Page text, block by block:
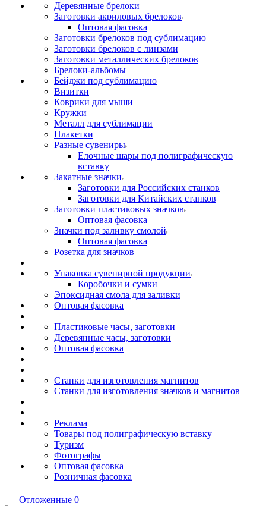
Деревянные брелоки
Заготовки акриловых брелоков
Оптовая фасовка
Заготовки брелоков под сублимацию
Заготовки брелоков с линзами
Заготовки металлических брелоков
Брелоки-альбомы
Бейджи под сублимацию
Визитки
Коврики для мыши
Кружки
Металл для сублимации
Плакетки
Разные сувениры
Елочные шары под полиграфическую
вставку
Закатные значки
Заготовки для Российских станков
Заготовки для Китайских станков
Заготовки пластиковых значков
Оптовая фасовка
Значки под заливку смолой
Оптовая фасовка
Розетка для значков
Упаковка сувенирной продукции
Коробочки и сумки
Эпоксидная смола для заливки
Оптовая фасовка
Пластиковые часы, заготовки
Деревянные часы, заготовки
Оптовая фасовка
Станки для изготовления магнитов
Станки для изготовления значков и магнитов
Реклама
Товары под полиграфическую вставку
Туризм
Фотографы
Оптовая фасовка
Розничная фасовка
Отложенные 0